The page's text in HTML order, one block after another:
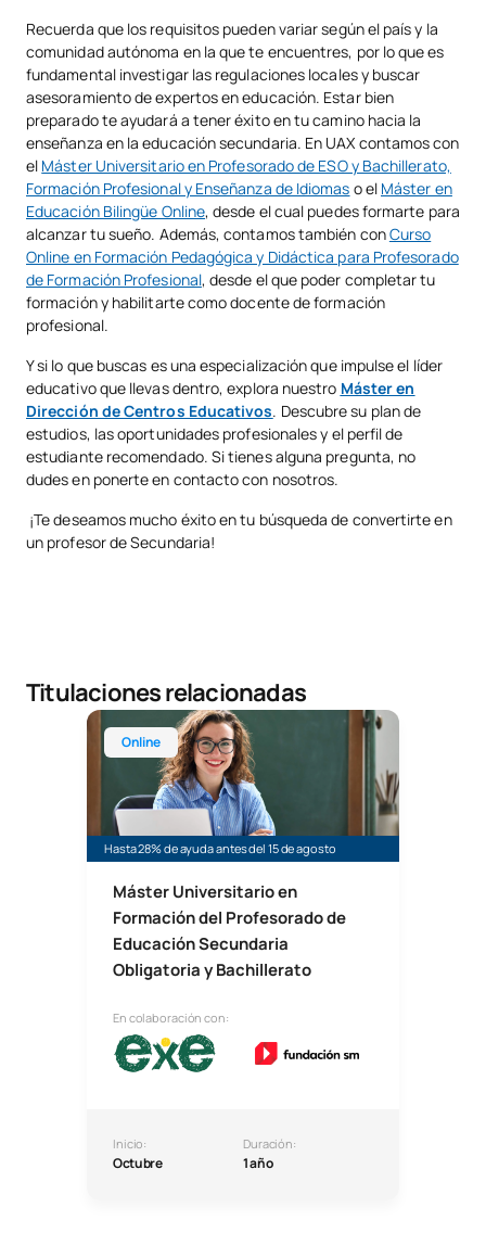
Recuerda que los requisitos pueden variar según el país y la
comunidad autónoma en la que te encuentres, por lo que es
fundamental investigar las regulaciones locales y buscar
asesoramiento de expertos en educación. Estar bien
preparado te ayudará a tener éxito en tu camino hacia la
enseñanza en la educación secundaria. En UAX contamos con
el Máster Universitario en Profesorado de ESO y Bachillerato,
Formación Profesional y Enseñanza de Idiomas o el Máster en
Educación Bilingüe Online, desde el cual puedes formarte para
alcanzar tu sueño. Además, contamos también conCurso
Online en Formación Pedagógica y Didáctica para Profesorado
de Formación Profesional, desde el que poder completar tu
formación y habilitarte como docente de formación
profesional.
Y si lo que buscas es una especialización que impulse el líder
educativo que llevas dentro, explora nuestro Máster en
Dirección de Centros Educativos. Descubre su plan de
estudios, las oportunidades profesionales y el perfil de
estudiante recomendado. Si tienes alguna pregunta, no
dudes en ponerte en contacto con nosotros.
¡Te deseamos mucho éxito en tu búsqueda de convertirte en
un profesor de Secundaria!
Titulaciones relacionadas
Online
Hasta 28% de ayuda antes del 15 de agosto
Máster Universitario en
Formación del Profesorado de
Educación Secundaria
Obligatoria y Bachillerato
En colaboración con:
Inicio:
Octubre
Duración:
1 año
Máster Universitario en Profesorado de